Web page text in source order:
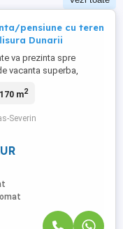
pensiune cu teren
Dunarii
va prezinta spre
vacanta superba,
in plina dezvoltare
teren generos de 3780m
de 34ml, deschidere la
se preteaza ...
m2
Severin